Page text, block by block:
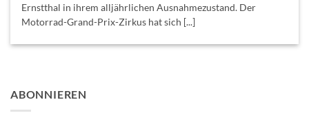
Ernstthal in ihrem alljährlichen Ausnahmezustand. Der
Motorrad-Grand-Prix-Zirkus hat sich [...]
ABONNIEREN